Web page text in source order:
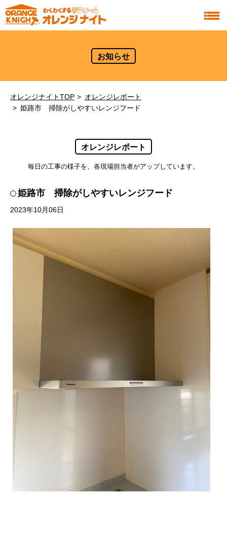
お知らせ
オレンジナイトTOP
オレンジレポート
姫路市 掃除がしやすいレンジフード
オレンジレポート
毎日の工事の様子を、各現場担当者がアップしています。
姫路市 掃除がしやすいレンジフード
2023年10月06日